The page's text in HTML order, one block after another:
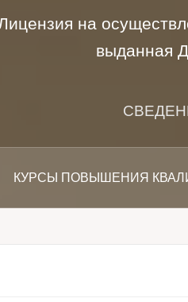
на
выданная
КУРСЫ ПОВЫШЕНИЯ